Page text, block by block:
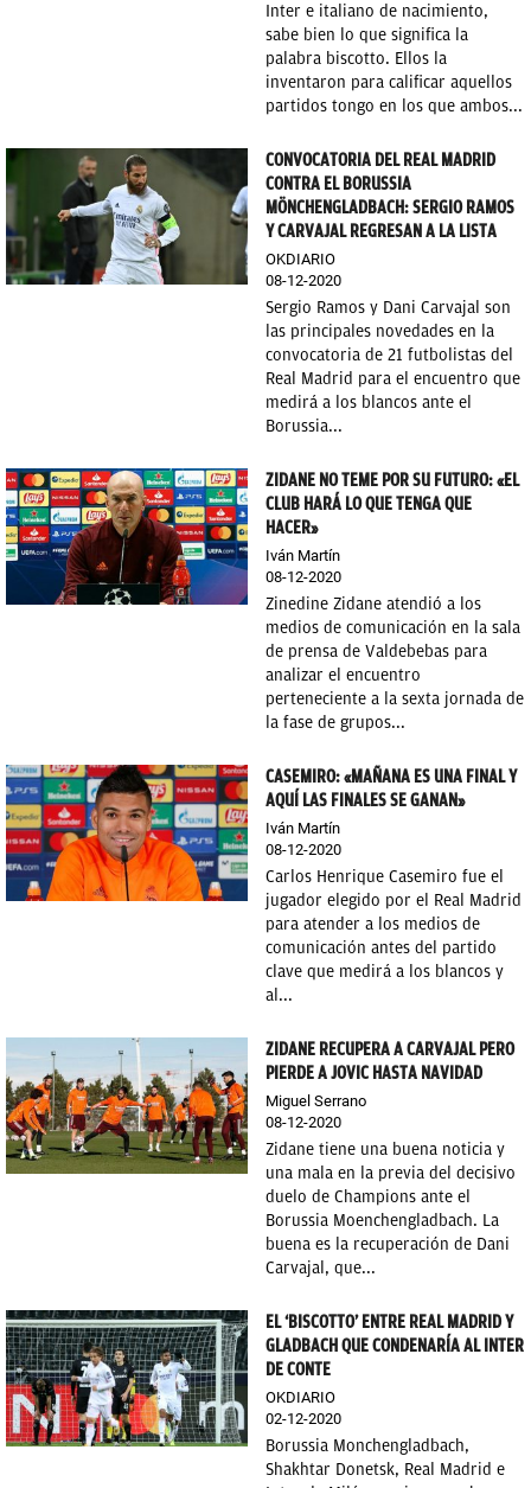
Inter e italiano de nacimiento,
sabe bien lo que significa la
palabra biscotto. Ellos la
inventaron para calificar aquellos
partidos tongo en los que ambos...
CONVOCATORIA DEL REAL MADRID
CONTRA EL BORUSSIA
MÖNCHENGLADBACH: SERGIO RAMOS
Y CARVAJAL REGRESAN A LA LISTA
OKDIARIO
08-12-2020
Sergio Ramos y Dani Carvajal son
las principales novedades en la
convocatoria de 21 futbolistas del
Real Madrid para el encuentro que
medirá a los blancos ante el
Borussia...
ZIDANE NO TEME POR SU FUTURO: «EL
CLUB HARÁ LO QUE TENGA QUE
HACER»
Iván Martín
08-12-2020
Zinedine Zidane atendió a los
medios de comunicación en la sala
de prensa de Valdebebas para
analizar el encuentro
perteneciente a la sexta jornada de
la fase de grupos...
CASEMIRO: «MAÑANA ES UNA FINAL Y
AQUÍ LAS FINALES SE GANAN»
Iván Martín
08-12-2020
Carlos Henrique Casemiro fue el
jugador elegido por el Real Madrid
para atender a los medios de
comunicación antes del partido
clave que medirá a los blancos y
al...
ZIDANE RECUPERA A CARVAJAL PERO
PIERDE A JOVIC HASTA NAVIDAD
Miguel Serrano
08-12-2020
Zidane tiene una buena noticia y
una mala en la previa del decisivo
duelo de Champions ante el
Borussia Moenchengladbach. La
buena es la recuperación de Dani
Carvajal, que...
EL ‘BISCOTTO’ ENTRE REAL MADRID Y
GLADBACH QUE CONDENARÍA AL INTER
DE CONTE
OKDIARIO
02-12-2020
Borussia Monchengladbach,
Shakhtar Donetsk, Real Madrid e